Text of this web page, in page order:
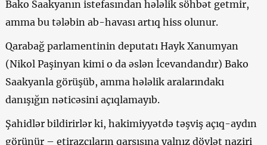
Bako Saakyanın istefasından hələlik söhbət getmir,
amma bu tələbin ab-havası artıq hiss olunur.
Qarabağ parlamentinin deputatı Hayk Xanumyan
(Nikol Paşinyan kimi o da əslən İcevandandır) Bako
Saakyanla görüşüb, amma hələlik aralarındakı
danışığın nəticəsini açıqlamayıb.
Şahidlər bildirirlər ki, hakimiyyətdə təşviş açıq-aydın
görünür – etirazçıların qarşısına yalnız dövlət naziri